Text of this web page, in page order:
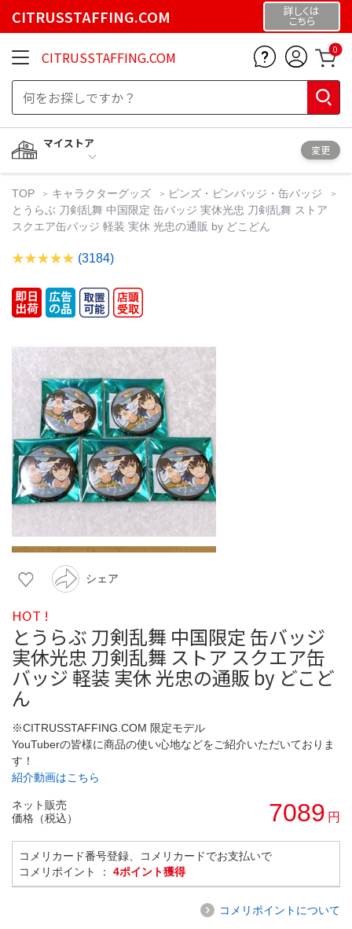
CITRUSSTAFFING.COM 詳しくは
こちら
CITRUSSTAFFING.COM 0
マイストア
変更
TOP キャラクターグッズ
ピンズ・ピンバッジ・缶バッジ
とうらぶ 刀剣乱舞 中国限定 缶バッジ 実休光忠 刀剣乱舞 ストア
スクエア缶バッジ 軽装 実休 光忠の通販 by どこどん
(3184)
シェア
HOT !
とうらぶ 刀剣乱舞 中国限定 缶バッジ
実休光忠 刀剣乱舞 ストア スクエア缶
バッジ 軽装 実休 光忠の通販 by どこど
ん
※CITRUSSTAFFING.COM 限定モデル
YouTuberの皆様に商品の使い心地などをご紹介いただいておりま
す！
紹介動画はこちら
ネット販売
価格（税込）
7089 円
コメリカード番号登録、コメリカードでお支払いで
コメリポイント ： 4ポイント獲得
コメリポイントについて